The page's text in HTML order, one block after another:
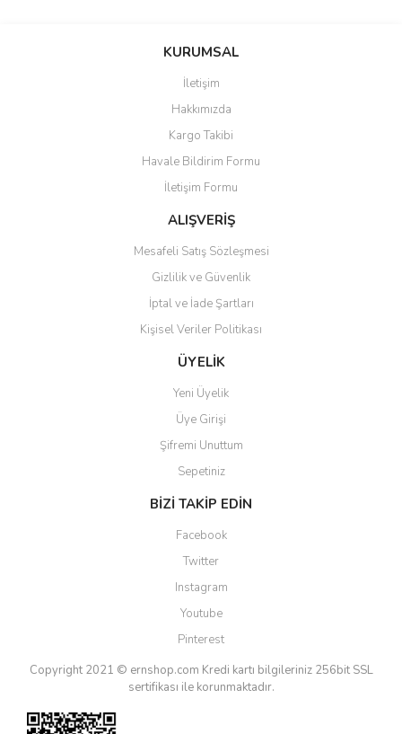
KURUMSAL
İletişim
Hakkımızda
Kargo Takibi
Havale Bildirim Formu
İletişim Formu
ALIŞVERİŞ
Mesafeli Satış Sözleşmesi
Gizlilik ve Güvenlik
İptal ve İade Şartları
Kişisel Veriler Politikası
ÜYELİK
Yeni Üyelik
Üye Girişi
Şifremi Unuttum
Sepetiniz
BİZİ TAKİP EDİN
Facebook
Twitter
Instagram
Youtube
Pinterest
Copyright 2021 © ernshop.com Kredi kartı bilgileriniz 256bit SSL
sertifikası ile korunmaktadır.